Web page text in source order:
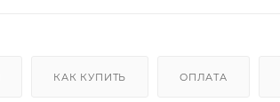
КАК КУПИТЬ ОПЛАТА